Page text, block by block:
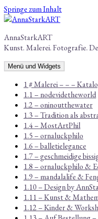
Springe zum Inhalt
AnnaStarkART
Kunst. Malerei. Fotografie.
Menü und Widgets
1 # Malerei – – –
1.1 – nodevidetheworld
1.2 – oninoutthewater
1.3 – Tradition als
1.4 – MostArtPhil
1.5 – ornaluckphilo
1.6 – balletielegance
1.7 – geschmeidige
1.8 – ornaluckphilo &
1.9 – mandalalife &
1.10 – Design by
1.11 – Kunst &
1.12 – Kinder &